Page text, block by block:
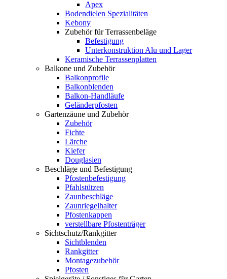
Apex
Bodendielen Spezialitäten
Kebony
Zubehör für Terrassenbeläge
Befestigung
Unterkonstruktion Alu und Lager
Keramische Terrassenplatten
Balkone und Zubehör
Balkonprofile
Balkonblenden
Balkon-Handläufe
Geländerpfosten
Gartenzäune und Zubehör
Zubehör
Fichte
Lärche
Kiefer
Douglasien
Beschläge und Befestigung
Pfostenbefestigung
Pfahlstützen
Zaunbeschläge
Zaunriegelhalter
Pfostenkappen
verstellbare Pfostenträger
Sichtschutz/Rankgitter
Sichtblenden
Rankgitter
Montagezubehör
Pfosten